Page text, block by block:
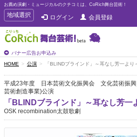
お薦め演劇・ミュージカルのクチコミは、CoRich舞台芸術！
T
o
g
g
e
n
a
v
i
g
a
地域選択 ログイン 会員登録
バナー広告お申込み
HOME 公演 「BLINDブラインド」～耳なし芳一より
平成23年度 日本芸術文化振興会 文化芸術振興
芸術創造事業)公演
「BLINDブラインド」～耳なし芳一
OSK recombination太鼓歌劇